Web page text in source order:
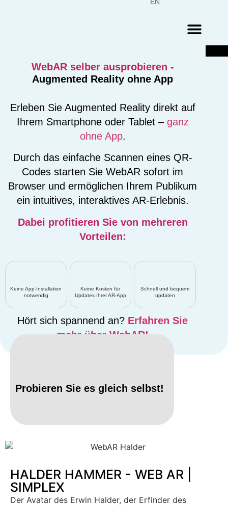
WebAR selber ausprobieren -
Augmented Reality ohne App
Erleben Sie Augmented Reality direkt auf
Ihrem Smartphone oder Tablet – ganz
ohne App.
Durch das einfache Scannen eines QR-
Codes starten Sie WebAR sofort im
Browser und ermöglichen Ihrem Publikum
ein intuitives, interaktives AR-Erlebnis.
Dabei profitieren Sie von mehreren
Vorteilen:
Keine App-Installation
notwendig
Keine Kosten für
Updates Ihrer AR-App
Schnell und bequem
updaten
Hört sich spannend an? Erfahren Sie
mehr über WebAR!
Probieren Sie es gleich selbst!
HALDER HAMMER - WEB AR |
SIMPLEX
Der Avatar des Erwin Halder, der Erfinder des